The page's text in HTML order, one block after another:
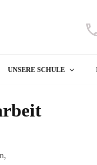
GSV
Bamenohl –
UNSERE SCHULE